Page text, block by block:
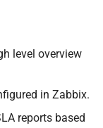
level overview
in Zabbix.
reports based